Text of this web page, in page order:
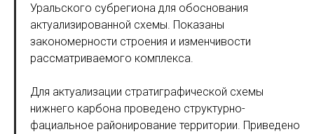
Уральского субрегиона для обоснования
актуализированной схемы. Показаны
закономерности строения и изменчивости
рассматриваемого комплекса.
Для актуализации стратиграфической схемы
нижнего карбона проведено структурно-
фациальное районирование территории. Приведено